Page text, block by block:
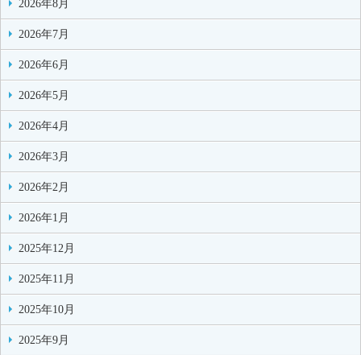
2026年8月
2026年7月
2026年6月
2026年5月
2026年4月
2026年3月
2026年2月
2026年1月
2025年12月
2025年11月
2025年10月
2025年9月